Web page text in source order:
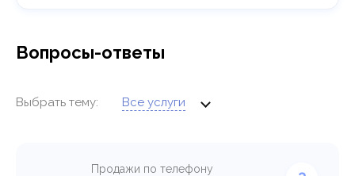
Вопросы-ответы
Выбрать тему: Все услуги
Продажи по телефону